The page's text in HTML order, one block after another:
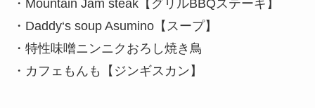
・Mountain Jam steak【グリルBBQステーキ】
・Daddy‘s soup Asumino【スープ】
・特性味噌ニンニクおろし焼き鳥
・カフェもんも【ジンギスカン】